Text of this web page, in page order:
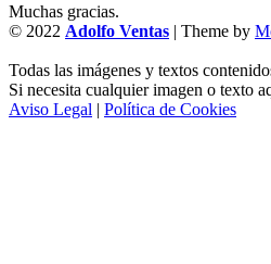
Muchas gracias.
© 2022 Adolfo Ventas | Theme by
Todas las imágenes y textos
Si necesita cualquier imagen o texto
Aviso Legal | Política de Cookies